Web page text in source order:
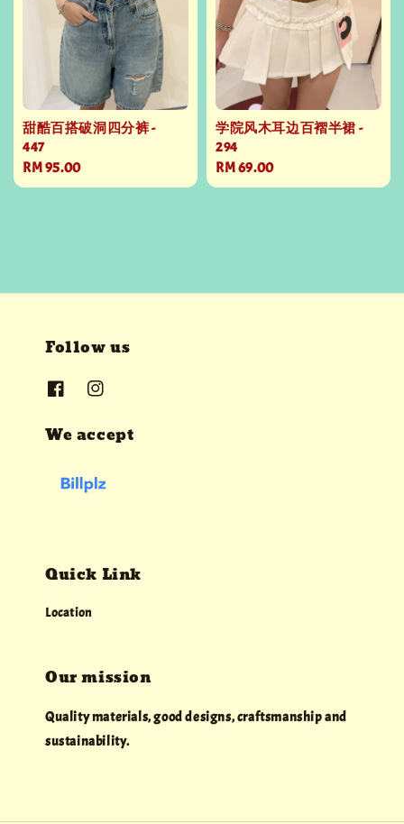
甜酷百搭破洞四分裤 -
447
Regular
price
RM 95.00
学院风木耳边百褶半裙 -
294
Regular
price
RM 69.00
Follow us
We accept
Quick Link
Location
Our mission
Quality materials, good designs, craftsmanship and
sustainability.